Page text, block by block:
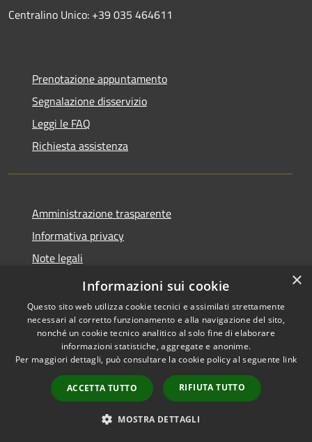
Centralino Unico: +39 035 464611
Prenotazione appuntamento
Segnalazione disservizio
Leggi le FAQ
Richiesta assistenza
Amministrazione trasparente
Informativa privacy
Note legali
Dichiarazione di accessibilità
Accessibilità
Copyright © 2026 • Comune di
Presezzo • Powered by
Municipium•
Accesso
redazione
×
Informazioni sui cookie
Questo sito web utilizza cookie tecnici e assimilati strettamente
necessari al corretto funzionamento e alla navigazione del sito,
nonché un cookie tecnico analitico al solo fine di elaborare
informazioni statistiche, aggregate e anonime.
Per maggiori dettagli, può consultare la cookie policy al seguente link
ACCETTA TUTTO RIFIUTA TUTTO
MOSTRA DETTAGLI